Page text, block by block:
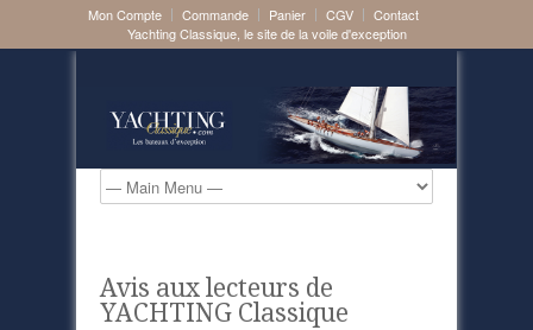
Mon Compte Commande Panier CGV
Contact
Yachting Classique, le site de la voile d'exception
Avis aux lecteurs de
YACHTING Classique